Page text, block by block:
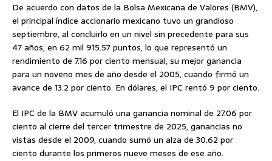
De acuerdo con datos de la Bolsa Mexicana de Valores (BMV),
el principal índice accionario mexicano tuvo un grandioso
septiembre, al concluirlo en un nivel sin precedente para sus
47 años, en 62 mil 915.57 puntos, lo que representó un
rendimiento de 7.16 por ciento mensual, su mejor ganancia
para un noveno mes de año desde el 2005, cuando firmó un
avance de 13.2 por ciento. En dólares, el IPC rentó 9 por ciento.
El IPC de la BMV acumuló una ganancia nominal de 27.06 por
ciento al cierre del tercer trimestre de 2025, ganancias no
vistas desde el 2009, cuando sumó un alza de 30.62 por
ciento durante los primeros nueve meses de ese año.